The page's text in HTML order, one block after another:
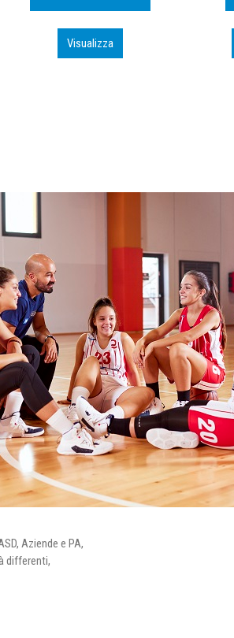
Visualizza
Aziende e PA,
differenti,